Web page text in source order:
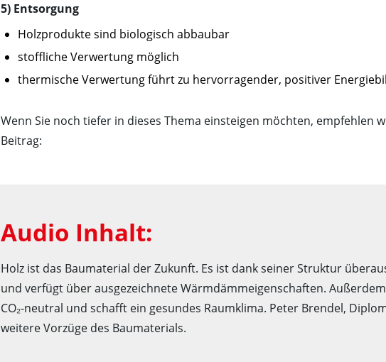
5) Entsorgung
Holzprodukte sind biologisch abbaubar
stoffliche Verwertung möglich
thermische Verwertung führt zu hervorragender, positiver
Wenn Sie noch tiefer in dieses Thema einsteigen möchten, empfehlen
Beitrag:
Audio Inhalt:
Holz ist das Baumaterial der Zukunft. Es ist dank seiner Struktur
und verfügt über ausgezeichnete Wärmdämmeigenschaften.
CO₂-neutral und schafft ein gesundes Raumklima. Peter Brendel,
weitere Vorzüge des Baumaterials.